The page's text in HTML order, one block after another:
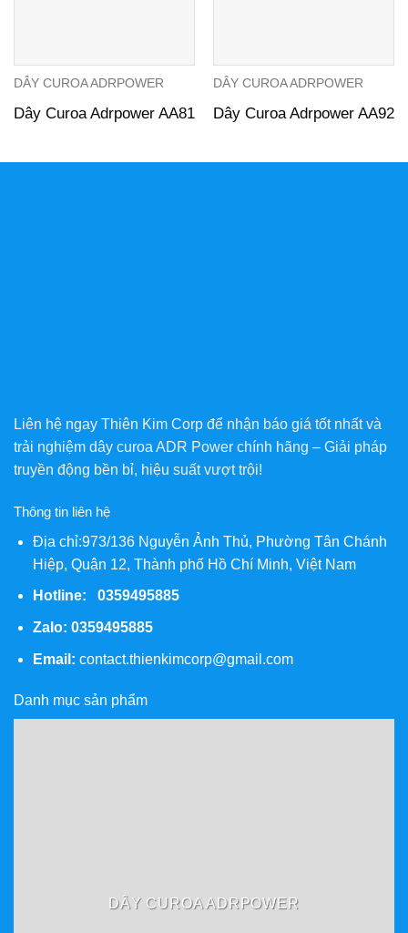
DÂY CUROA ADRPOWER
Dây Curoa Adrpower AA81
DÂY CUROA ADRPOWER
Dây Curoa Adrpower AA92
Liên hệ ngay Thiên Kim Corp để nhận báo giá tốt nhất và
trải nghiệm dây curoa ADR Power chính hãng – Giải pháp
truyền động bền bỉ, hiệu suất vượt trội!
Thông tin liên hệ
Địa chỉ:973/136 Nguyễn Ảnh Thủ, Phường Tân Chánh
Hiệp, Quận 12, Thành phố Hồ Chí Minh, Việt Nam
Hotline: 0359495885
Zalo: 0359495885
Email: contact.thienkimcorp@gmail.com
Danh mục sản phẩm
DÂY CUROA ADRPOWER